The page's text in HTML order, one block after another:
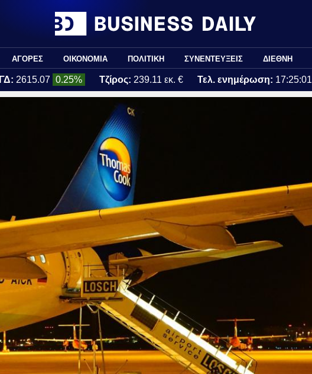
ΑΓΟΡΕΣ ΟΙΚΟΝΟΜΙΑ ΠΟΛΙΤΙΚΗ ΣΥΝΕΝΤΕΥΞΕΙΣ ΔΙΕΘΝΗ
ΓΔ: 2615.07 0.25% Τζίρος: 239.11 εκ. € Τελ. ενημέρωση: 17:25:01